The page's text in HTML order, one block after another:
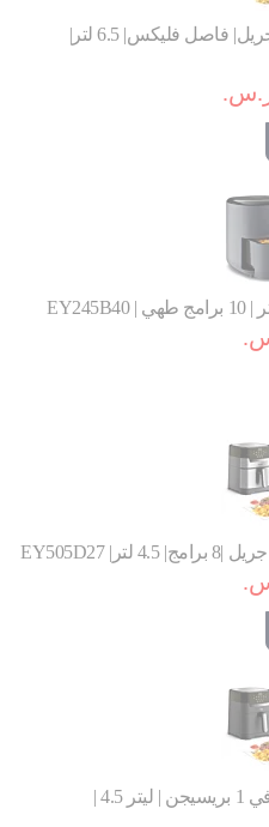
قلاية هوائية 2 في 1|إيزي فراي آند جريل| فاصل فليكس| 6.5 لتر|
قلاية هوائية إيزي فراي آند جريل 2 في 1 بريسيجن | ليتر 4.5 |